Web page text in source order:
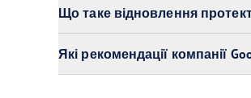
Що таке відновлення
Які рекомендації компанії